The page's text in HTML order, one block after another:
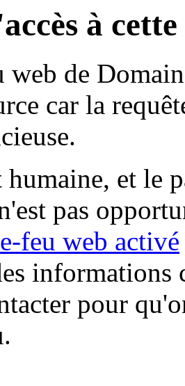
à
web de
car la
et le
pas
feu web activé
informations
pour